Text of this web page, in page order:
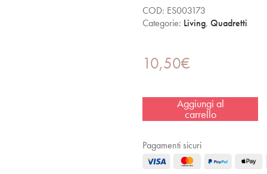
COD: ES003173
Categorie: Living, Quadretti
10,50€
Aggiungi al
carrello
Pagamenti sicuri